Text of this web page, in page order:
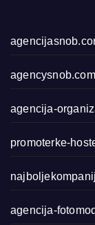
agencysnob.com
agencija-
promoterke-
agencija-